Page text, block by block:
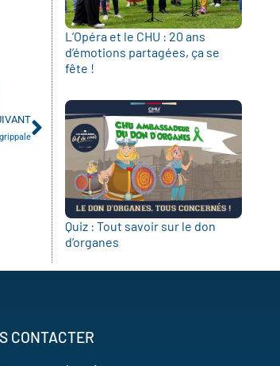
L’Opéra et le CHU : 20 ans
d’émotions partagées, ça se
fête !
Quiz : Tout savoir sur le don
d’organes
CONTACTER